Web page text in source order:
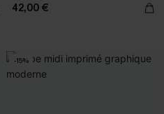
42,00 €
-15%